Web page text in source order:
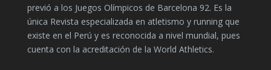
previó a los Juegos Olímpicos de Barcelona 92. Es la
única Revista especializada en atletismo y running que
existe en el Perú y es reconocida a nivel mundial, pues
cuenta con la acreditación de la World Athletics.